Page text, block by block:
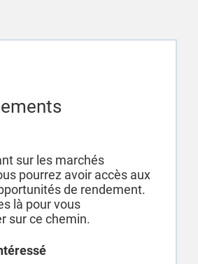
sur les marchés
pourrez avoir accès aux
de rendement.
là pour vous
sur ce chemin.